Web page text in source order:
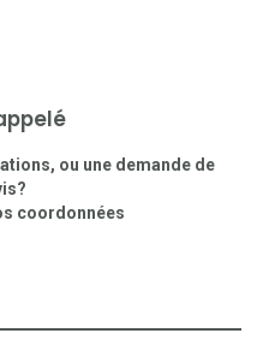
ou une demande de
coordonnées